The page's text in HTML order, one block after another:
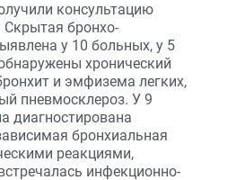
консультацию
Скрытая бронхо­
у 10 больных, у 5
хронический
и эмфизема легких,
пневмосклероз. У 9
диагностирована
бронхиальная
реакциями,
инфекционно-